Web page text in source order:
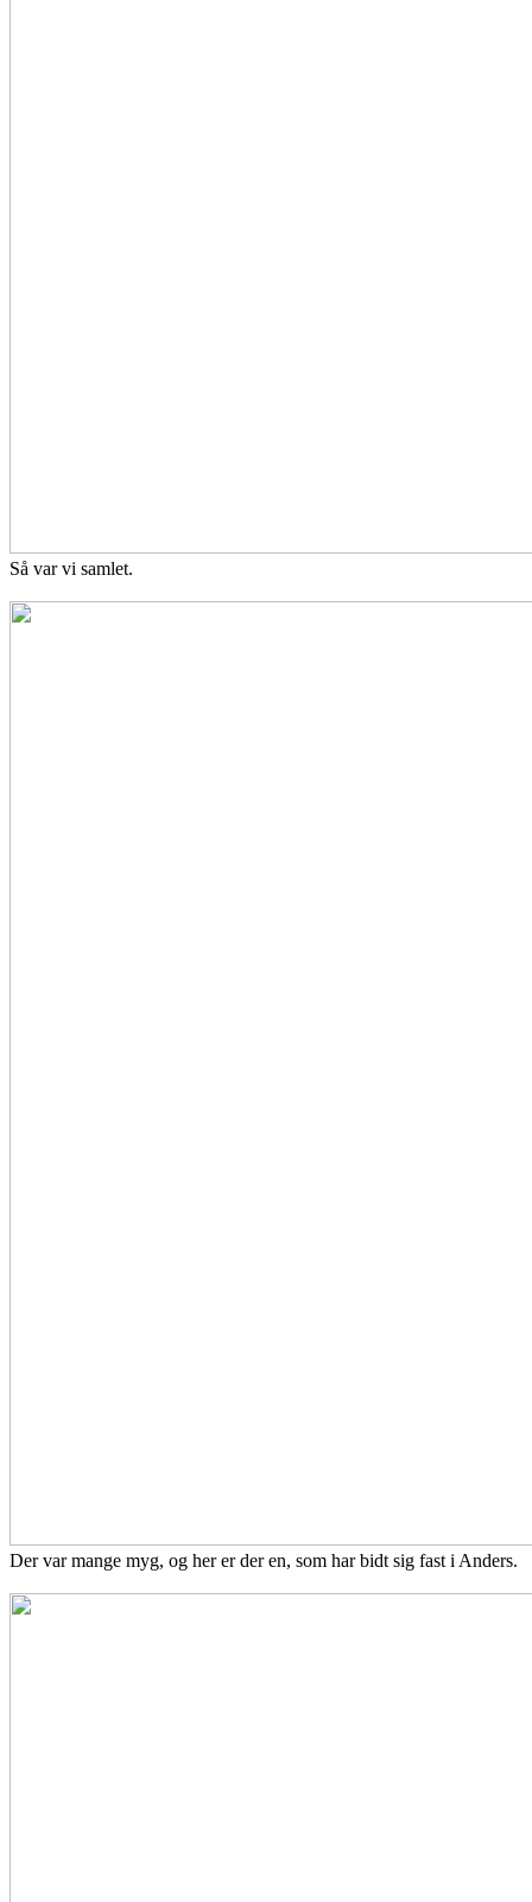
Så var vi samlet.
Der var mange myg, og her er der en, som har bidt sig fast i Anders.